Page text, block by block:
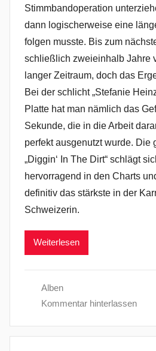
Stimmbandoperation
dann logischerweise eine
folgen musste. Bis zum
schließlich zweieinhalb Jahre
langer Zeitraum, doch das
Bei der schlicht „Stefanie
Platte hat man nämlich das
Sekunde, die in die Arbeit
perfekt ausgenutzt wurde. Die
„Diggin‘ In The Dirt“ schlägt
hervorragend in den Charts
definitiv das stärkste in der
Schweizerin.
Weiterlesen
Alben
Kommentar hinterlassen